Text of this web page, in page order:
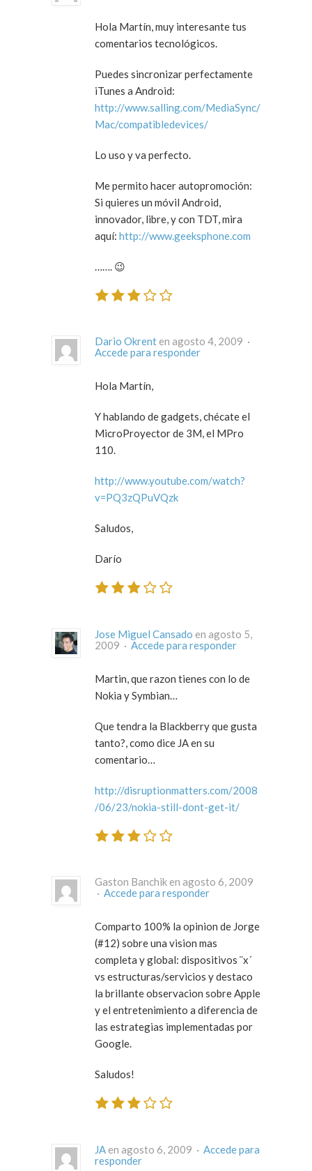
Hola Martín, muy interesante tus
comentarios tecnológicos.
Puedes sincronizar perfectamente
iTunes a Android:
http://www.salling.com/MediaSync/
Mac/compatibledevices/
Lo uso y va perfecto.
Me permito hacer autopromoción:
Si quieres un móvil Android,
innovador, libre, y con TDT, mira
aquí: http://www.geeksphone.com
……. 😉
Dario Okrent
en agosto 4, 2009 ·
Accede para responder
Hola Martín,
Y hablando de gadgets, chécate el
MicroProyector de 3M, el MPro
110.
http://www.youtube.com/watch?
v=PQ3zQPuVQzk
Saludos,
Darío
Jose Miguel Cansado en agosto 5,
2009 · Accede para responder
Martin, que razon tienes con lo de
Nokia y Symbian…
Que tendra la Blackberry que gusta
tanto?, como dice JA en su
comentario…
http://disruptionmatters.com/2008
/06/23/nokia-still-dont-get-it/
Gaston Banchik en agosto 6, 2009
· Accede para responder
Comparto 100% la opinion de Jorge
(#12) sobre una vision mas
completa y global: dispositivos ¨x´
vs estructuras/servicios y destaco
la brillante observacion sobre Apple
y el entretenimiento a diferencia de
las estrategias implementadas por
Google.
Saludos!
JA en agosto 6, 2009 · Accede para
responder